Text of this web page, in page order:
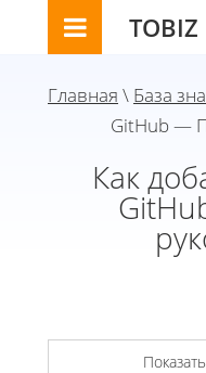
TOBIZ
Главная \ База
GitHub —
Как